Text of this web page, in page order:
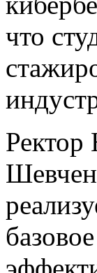
что